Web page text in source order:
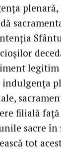
filială
sacre în
tot